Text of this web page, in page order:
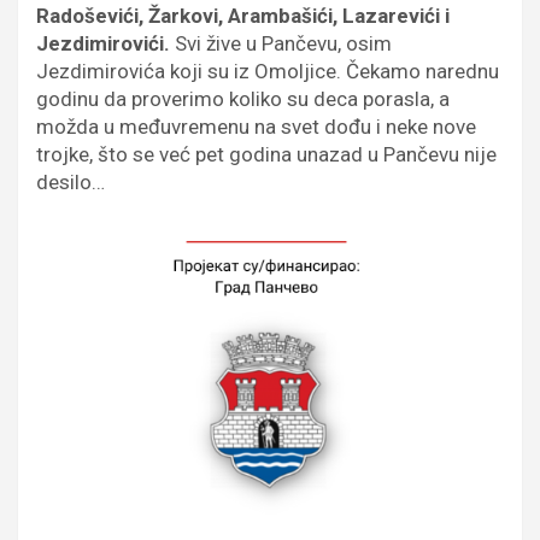
Radoševići, Žarkovi, Arambašići, Lazarevići i
Jezdimirovići. Svi žive u Pančevu, osim
Jezdimirovića koji su iz Omoljice. Čekamo narednu
godinu da proverimo koliko su deca porasla, a
možda u međuvremenu na svet dođu i neke nove
trojke, što se već pet godina unazad u Pančevu nije
desilo…